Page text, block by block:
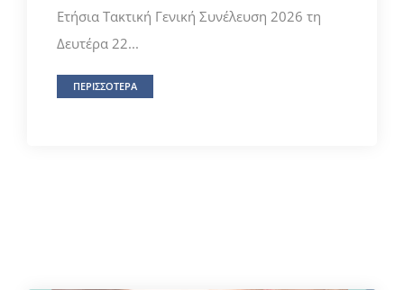
Ετήσια Τακτική Γενική Συνέλευση 2026 τη
Δευτέρα 22...
ΠΕΡΙΣΣΟΤΕΡΑ